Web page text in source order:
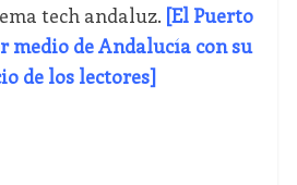
tech andaluz. [El Puerto
de Andalucía con su
de los lectores]